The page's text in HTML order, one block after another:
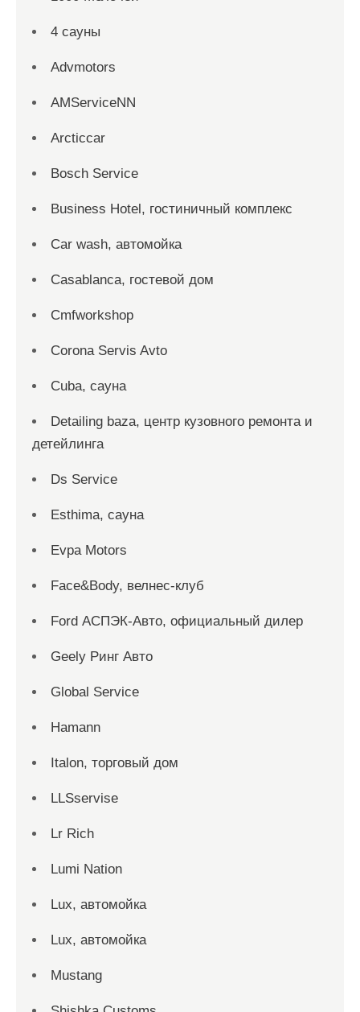
4 сауны
Advmotors
AMServiceNN
Arcticcar
Bosch Service
Business Hotel, гостиничный комплекс
Car wash, автомойка
Casablanca, гостевой дом
Cmfworkshop
Corona Servis Avto
Cuba, сауна
Detailing baza, центр кузовного ремонта и
детейлинга
Ds Service
Esthima, сауна
Evpa Motors
Face&Body, велнес-клуб
Ford АСПЭК-Авто, официальный дилер
Geely Ринг Авто
Global Service
Hamann
Italon, торговый дом
LLSservise
Lr Rich
Lumi Nation
Lux, автомойка
Lux, автомойка
Mustang